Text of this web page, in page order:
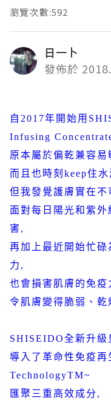
瀏覽次數:592
日一卜
發佈於
自 2017年開始用
Infusing
原本屬於偏乾兼容
而且也時刻 keep住水
但我發覺護膚實在不
面對每日陽光和紫
害,
再加上最近開始忙碌
力 ,
也會損害肌膚的免疫
令肌膚變得脆弱、乾
SHISEIDO全新升級
導入了革命性免疫再
TechnologyTM~
匯聚三重高效成分 ,